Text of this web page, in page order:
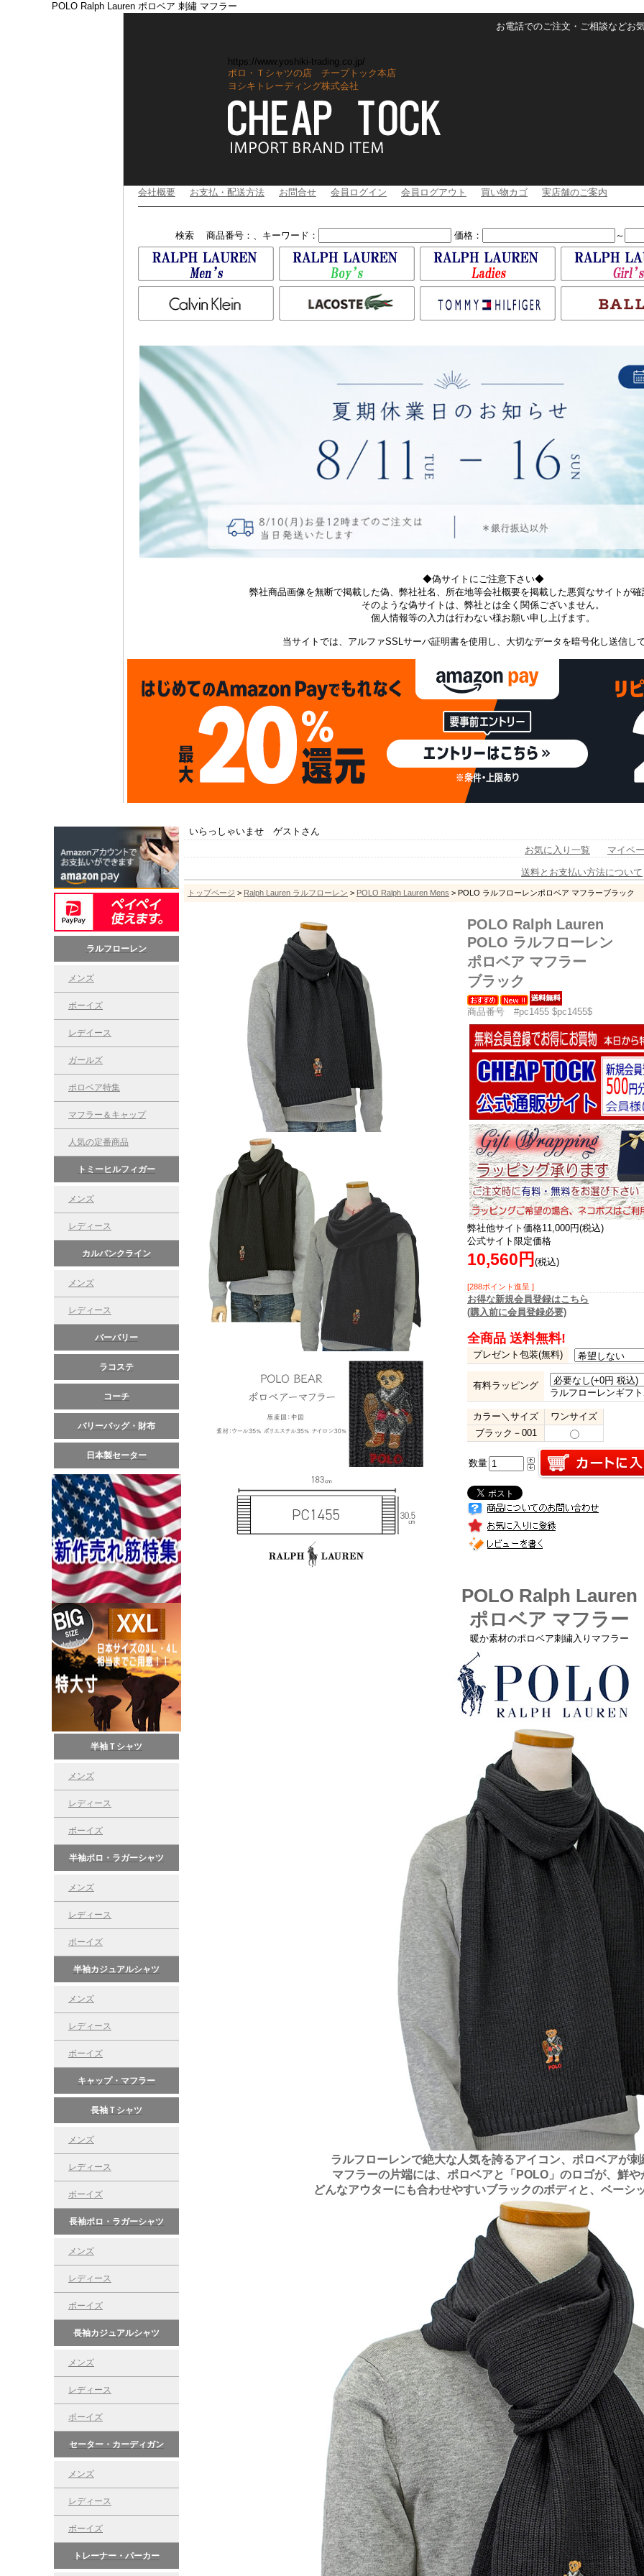
POLO Ralph Lauren ポロベア 刺繡 マフラー
https://www.yoshiki-trading.co.jp/
ポロ・Ｔシャツの店 チープトック本店
ヨシキトレーディング株式会社
お電話でのご注文・ご相談などお
会社概要 お支払・配送方法 お問合せ 会員ログイン 会員ログアウト 買い物カゴ 実店舗のご案内
検索 商品番号：、キーワード： 価格： ～
◆偽サイトにご注意下さい◆
弊社商品画像を無断で掲載した偽、弊社社名、所在地等会社概要を掲載した悪質なサイトが確
そのような偽サイトは、弊社とは全く関係ございません。
個人情報等の入力は行わない様お願い申し上げます。
当サイトでは、アルファSSLサーバ証明書を使用し、大切なデータを暗号化し送信して
ラルフローレン
メンズ
ボーイズ
レデイース
ガールズ
ポロベア特集
マフラー＆キャップ
人気の定番商品
トミーヒルフィガー
メンズ
レディース
カルバンクライン
メンズ
レディース
バーバリー
ラコステ
コーチ
バリーバッグ・財布
日本製セーター
半袖Ｔシャツ
メンズ
レディース
ボーイズ
半袖ポロ・ラガーシャツ
メンズ
レディース
ボーイズ
半袖カジュアルシャツ
メンズ
レディース
ボーイズ
キャップ・マフラー
長袖Ｔシャツ
メンズ
レディース
ボーイズ
長袖ポロ・ラガーシャツ
メンズ
レディース
ボーイズ
長袖カジュアルシャツ
メンズ
レディース
ボーイズ
セーター・カーディガン
メンズ
レディース
ボーイズ
トレーナー・パーカー
いらっしゃいませ ゲストさん
お気に入り一覧
マイペ
送料とお支払い方法について
トップページ > Ralph Lauren ラルフローレン > POLO Ralph Lauren Mens > POLO ラルフローレンポロベア マフラーブラック
POLO Ralph Lauren
POLO ラルフローレン
ポロベア マフラー
ブラック
商品番号 #pc1455 $pc1455$
弊社他サイト価格11,000円(税込)
公式サイト限定価格
10,560円 (税込)
[288ポイント進呈 ]
お得な新規会員登録はこちら
(購入前に会員登録必要)
全商品 送料無料!
プレゼント包装(無料)
有料ラッピング
ラルフローレンギフト
カラー＼サイズ
ワンサイズ
ブラック－001
数量
POLO Ralph Lauren
ポロベア マフラー
暖か素材のポロベア刺繍入りマフラー
ラルフローレンで絶大な人気を誇るアイコン、ポロベアが
マフラーの片端には、ポロベアと「POLO」のロゴが、鮮
どんなアウターにも合わせやすいブラックのボディと、ベーシ